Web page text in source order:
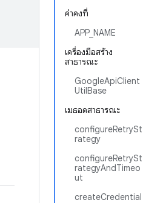
ค่าคงที่
APP_NAME
เครื่องมือสร้าง
สาธารณะ
GoogleApiClient
UtilBase
เมธอดสาธารณะ
configureRetrySt
rategy
configureRetrySt
rategyAndTimeo
ut
createCredential